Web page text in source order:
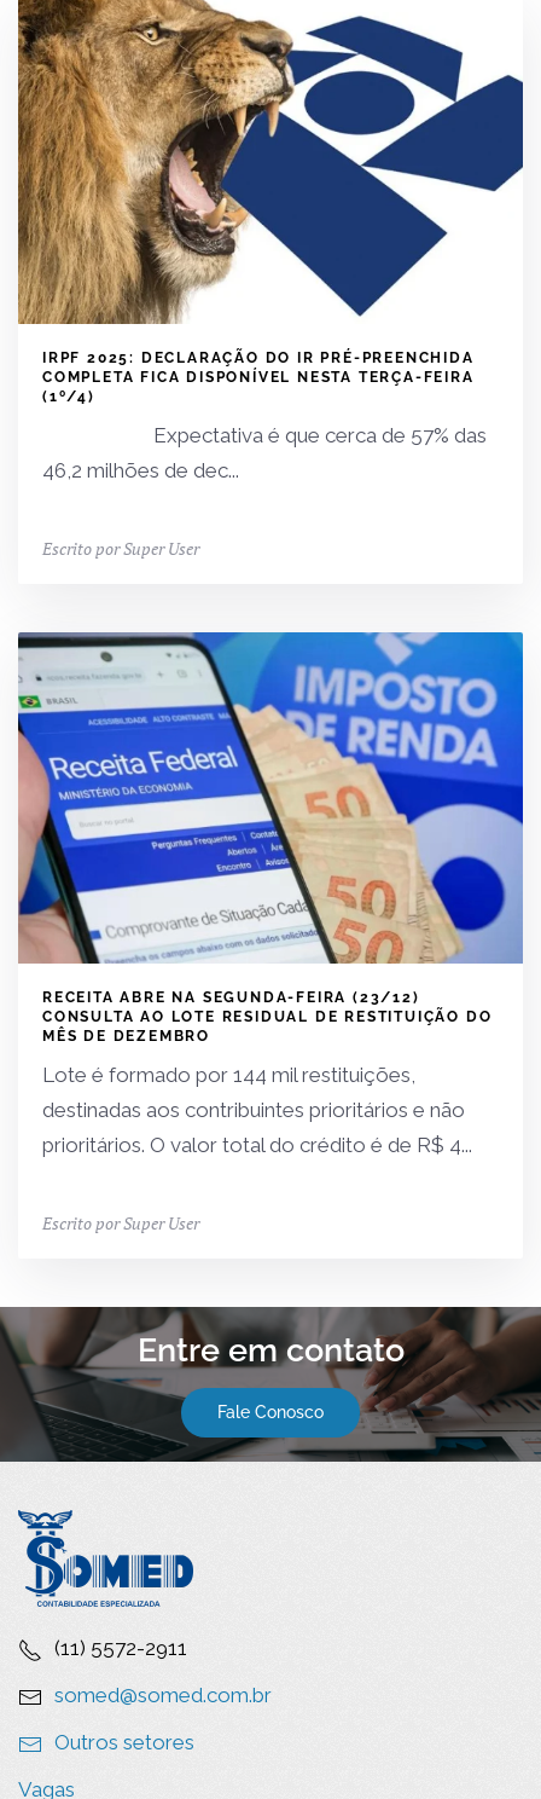
IRPF 2025: DECLARAÇÃO DO IR PRÉ-PREENCHIDA
COMPLETA FICA DISPONÍVEL NESTA TERÇA-FEIRA
(1º/4)
Expectativa é que cerca de 57% das
46,2 milhões de dec...
Escrito por Super User
RECEITA ABRE NA SEGUNDA-FEIRA (23/12)
CONSULTA AO LOTE RESIDUAL DE RESTITUIÇÃO DO
MÊS DE DEZEMBRO
Lote é formado por 144 mil restituições,
destinadas aos contribuintes prioritários e não
prioritários. O valor total do crédito é de R$ 4...
Escrito por Super User
Entre em contato
Fale Conosco
(11) 5572-2911
somed@somed.com.br
Outros setores
Vagas